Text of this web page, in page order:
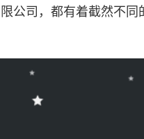
公司，都有着截然不同